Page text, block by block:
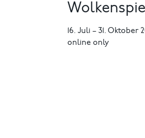
16. Juli – 31. Oktober
online only